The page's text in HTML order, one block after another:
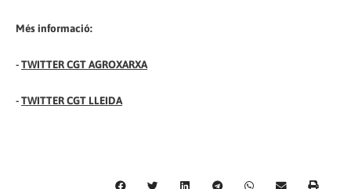
Més informació:
-TWITTER CGT AGROXARXA
-TWITTER CGT LLEIDA